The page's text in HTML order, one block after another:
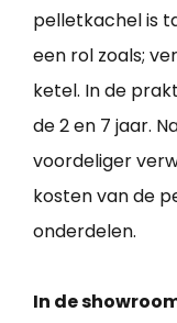
pelletkachel is
een rol zoals;
ketel. In de
de 2 en 7 jaar.
voordeliger
kosten van de
onderdelen.
In de